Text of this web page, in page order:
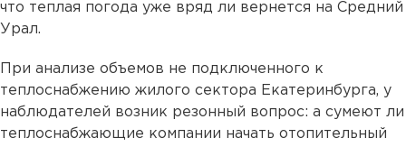
что теплая погода уже вряд ли вернется на Средний
Урал.
При анализе объемов не подключенного к
теплоснабжению жилого сектора Екатеринбурга, у
наблюдателей возник резонный вопрос: а сумеют ли
теплоснабжающие компании начать отопительный